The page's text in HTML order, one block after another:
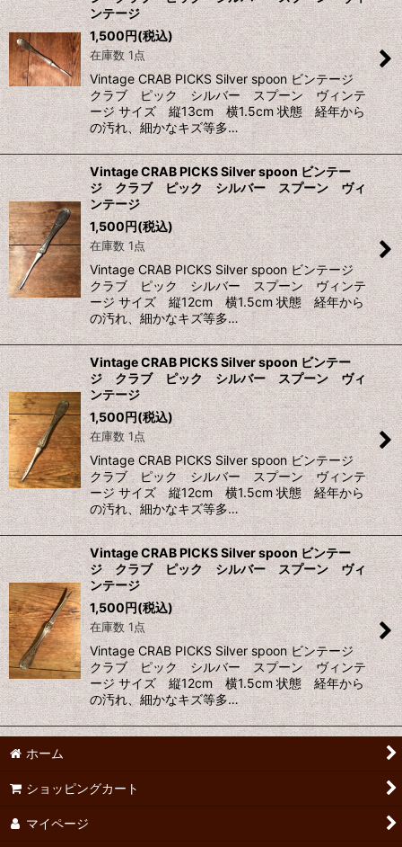
ンテージ
1,500円(税込)
在庫数 1点
Vintage CRAB PICKS Silver spoon ビンテージ
クラブ ピック シルバー スプーン ヴィンテ
ージ サイズ 縦13cm 横1.5cm 状態 経年から
の汚れ、細かなキズ等多…
Vintage CRAB PICKS Silver spoon ビンテー
ジ クラブ ピック シルバー スプーン ヴィ
ンテージ
1,500円(税込)
在庫数 1点
Vintage CRAB PICKS Silver spoon ビンテージ
クラブ ピック シルバー スプーン ヴィンテ
ージ サイズ 縦12cm 横1.5cm 状態 経年から
の汚れ、細かなキズ等多…
Vintage CRAB PICKS Silver spoon ビンテー
ジ クラブ ピック シルバー スプーン ヴィ
ンテージ
1,500円(税込)
在庫数 1点
Vintage CRAB PICKS Silver spoon ビンテージ
クラブ ピック シルバー スプーン ヴィンテ
ージ サイズ 縦12cm 横1.5cm 状態 経年から
の汚れ、細かなキズ等多…
Vintage CRAB PICKS Silver spoon ビンテー
ジ クラブ ピック シルバー スプーン ヴィ
ンテージ
1,500円(税込)
在庫数 1点
Vintage CRAB PICKS Silver spoon ビンテージ
クラブ ピック シルバー スプーン ヴィンテ
ージ サイズ 縦12cm 横1.5cm 状態 経年から
の汚れ、細かなキズ等多…
ホーム
ショッピングカート
マイページ